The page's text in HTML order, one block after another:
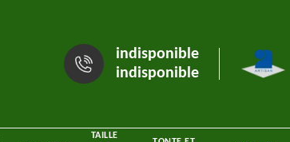
indisponible
indisponible
TAILLE